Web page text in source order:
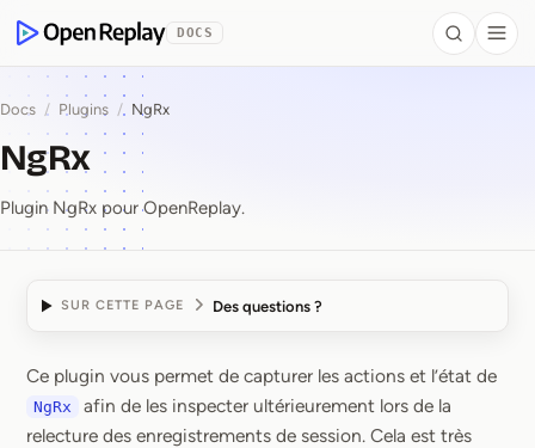
OpenReplay
DOCS Search
Docs / Plugins / NgRx
NgRx
Plugin NgRx pour OpenReplay.
SUR CETTE PAGE Des questions ?
NgRx
Ce plugin vous permet de capturer les actions et l’état de
NgRx
afin de les inspecter ultérieurement lors de la
relecture des enregistrements de session. Cela est très